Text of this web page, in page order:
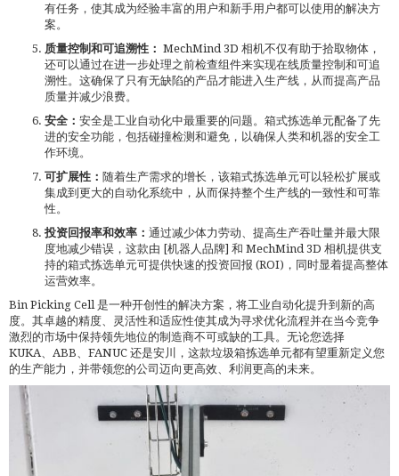
有任务，使其成为经验丰富的用户和新手用户都可以使用的解决方
案。
质量控制和可追溯性： MechMind 3D 相机不仅有助于拾取物体，
还可以通过在进一步处理之前检查组件来实现在线质量控制和可追
溯性。这确保了只有无缺陷的产品才能进入生产线，从而提高产品
质量并减少浪费。
安全： 安全是工业自动化中最重要的问题。箱式拣选单元配备了先
进的安全功能，包括碰撞检测和避免，以确保人类和机器的安全工
作环境。
可扩展性： 随着生产需求的增长，该箱式拣选单元可以轻松扩展或
集成到更大的自动化系统中，从而保持整个生产线的一致性和可靠
性。
投资回报率和效率： 通过减少体力劳动、提高生产吞吐量并最大限
度地减少错误，这款由 [机器人品牌] 和 MechMind 3D 相机提供支
持的箱式拣选单元可提供快速的投资回报 (ROI)，同时显着提高整体
运营效率。
Bin Picking Cell 是一种开创性的解决方案，将工业自动化提升到新的高
度。其卓越的精度、灵活性和适应性使其成为寻求优化流程并在当今竞争
激烈的市场中保持领先地位的制造商不可或缺的工具。无论您选择
KUKA、ABB、FANUC 还是安川，这款垃圾箱拣选单元都有望重新定义您
的生产能力，并带领您的公司迈向更高效、利润更高的未来。